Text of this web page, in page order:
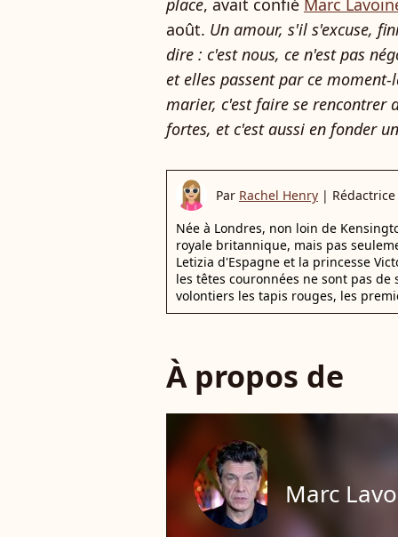
place, avait confié Marc
août. Un amour, s'il s'excuse,
dire : c'est nous, ce n'est pas
et elles passent par ce moment-
marier, c'est faire se rencontrer
fortes, et c'est aussi en fonder
Par Rachel Henry | Rédactrice
Née à Londres, non loin de
royale britannique, mais pas
Letizia d'Espagne et la princesse
les têtes couronnées ne sont pas
volontiers les tapis rouges, les
À propos de
Marc